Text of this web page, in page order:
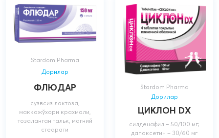
Stardom Pharma
Дорилар
ФЛЮДАР
сузвсиз лактоза,
маккажўхори крахмали,
тозаланган тальк, магний
стеарати
Stardom Pharma
Дорилар
ЦИКЛОН DX
силденафил – 50/100 мг;
дапоксетин – 30/60 мг